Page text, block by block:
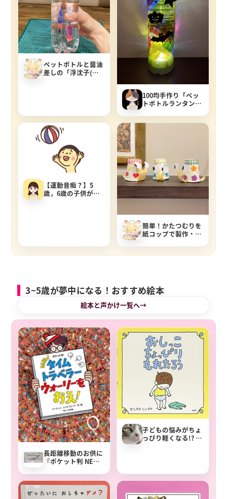
ペットボトルと醤油
差しの「浮沈子(ふ
100均手作り「ペッ
トボトルランタン」
【運動音痴？】5
歳，6歳の子供がボ
簡単！かたつむりを
紙コップで製作・工
3~5歳が夢中になる！おすすめ絵本
絵本と声かけ一覧へ
長距離移動のお供に
『ポケット判 NEW
ウォーリーをお
え！』
子どもの悩みがちょ
っぴり軽くなる!? 絵